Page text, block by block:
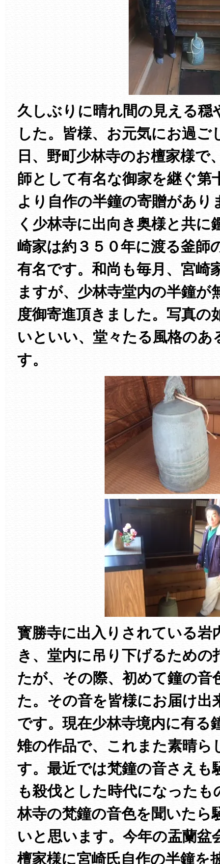
久しぶりに晴れ間の見える穏
した。皆様、お元気にお過
日、野町少林寺のお檀家様で
師として有名な御家を継ぐ第
より自作の半鐘の寄贈があり
く少林寺に出向き奥様と共に
崎家は約３５０年に渡る釜師
有名です。和尚も毎月、宮崎
ますが、少林寺堂内の半鐘が
度御寄進頂きました。写真の
いといい、堂々たる風格のあ
す。
寳勝寺に出入りされている岩
き、堂内に吊り下げるための
たが、その際、初めて鐘の音
た。その音を皆様にお届け出
です。現在少林寺境内に有る
雉の作品で、これまた素晴ら
す。最近では梵鐘の音さえも
も殺伐とした時代になったも
林寺の梵鐘の音色を聞いたら
いと思います。今年の盂蘭盆
檀家様に宮崎氏自作の半鐘を